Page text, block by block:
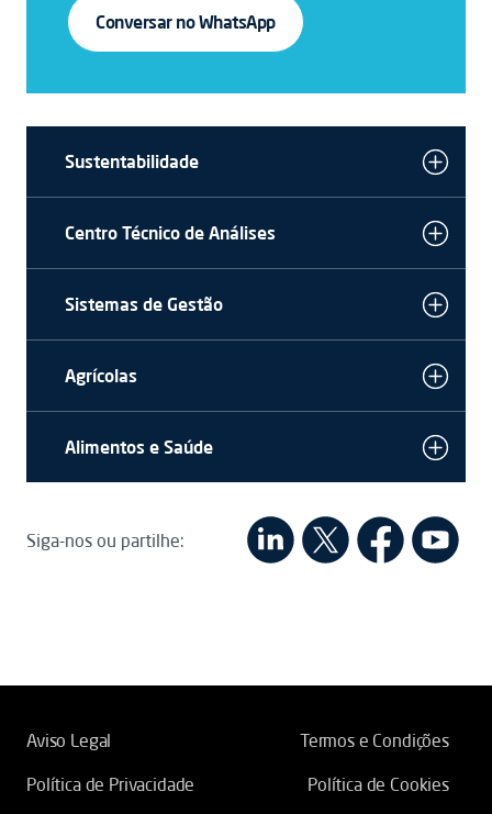
Conversar no WhatsApp
Sustentabilidade
Centro Técnico de Análises
Sistemas de Gestão
Agrícolas
Alimentos e Saúde
Siga-nos ou partilhe:
Aviso Legal
Termos e Condições
Política de Privacidade
Política de Cookies